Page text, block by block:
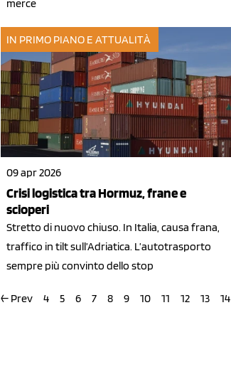
merce
IN PRIMO PIANO E ATTUALITÀ
09 apr 2026
Crisi logistica tra Hormuz, frane e
scioperi
Stretto di nuovo chiuso. In Italia, causa frana,
traffico in tilt sull’Adriatica. L’autotrasporto
sempre più convinto dello stop
← Prev 4 5 6 7 8 9 10 11 12 13 14